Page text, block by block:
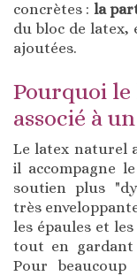
concrètes : la
du bloc de latex,
ajoutées.
Pourquoi
associé à
Le latex naturel
il accompagne
soutien plus
très
les épaules et
tout en gardant
Pour